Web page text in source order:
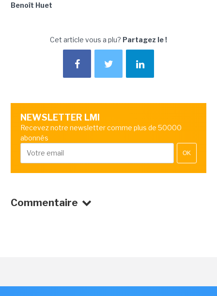
Benoît Huet
Cet article vous a plu? Partagez le !
NEWSLETTER LMI
Recevez notre newsletter comme plus de 50000
abonnés
OK
Commentaire